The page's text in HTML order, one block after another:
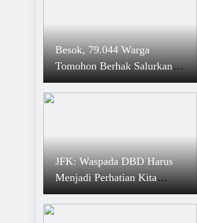
Besok, 79.044 Warga
Tomohon Berhak Salurkan
Hak Pilihnya
JFK: Waspada DBD Harus
Menjadi Perhatian Kita
Semua